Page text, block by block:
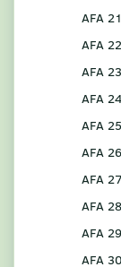
AFA
AFA
AFA
AFA
AFA
AFA
AFA
AFA
AFA
AFA